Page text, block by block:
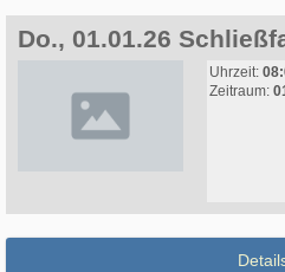
Do., 01.01.26
Uhrzeit:
Zeitraum: